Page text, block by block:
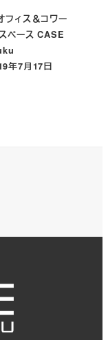
フィス＆コワー
ペース CASE
日
年7月17日